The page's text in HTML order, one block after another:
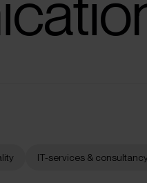
IT-services &